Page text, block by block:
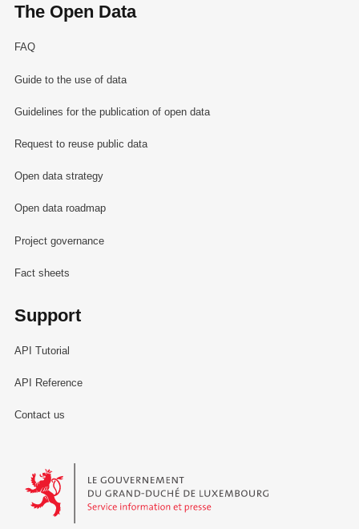
The Open Data
FAQ
Guide to the use of data
Guidelines for the publication of open data
Request to reuse public data
Open data strategy
Open data roadmap
Project governance
Fact sheets
Support
API Tutorial
API Reference
Contact us
Le Gouvernement du Grand-Duché de Luxembourg - Service